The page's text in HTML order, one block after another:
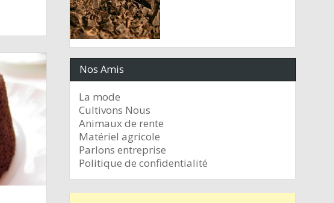
Nos Amis
La mode
Cultivons Nous
Animaux de rente
Matériel agricole
Parlons entreprise
Politique de confidentialité